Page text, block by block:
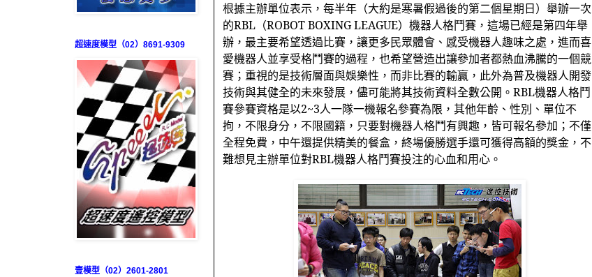
根據主辦單位表示，每半年（大約是寒暑假過後的第二個星期日）舉辦一次
的RBL （ROBOT BOXING LEAGUE）機器人格鬥賽，這場已經是第四年舉
辦，最主要希望透過比賽，讓更多民眾體會、感受機器人趣味之處，進而喜
愛機器人並享受格鬥賽的過程，也希望營造出讓參加者都熱血沸騰的一個競
賽；重視的是技術層面與娛樂性，而非比賽的輸贏，此外為普及機器人開發
技術與其健全的未來發展，儘可能將其技術資料全數公開。 RBL機器人格鬥
賽參賽資格是以2~3人一隊一機報名參賽為限，其他年齡、性別、單位不
拘，不限身分，不限國籍，只要對機器人格鬥有興趣，皆可報名參加；不僅
全程免費，中午還提供精美的餐盒，終場優勝選手還可獲得高額的獎金，不
難想見主辦單位對RBL機器人格鬥賽投注的心血和用心。
超速度模型（02）8691-9309
壹模型（02）2601-2801